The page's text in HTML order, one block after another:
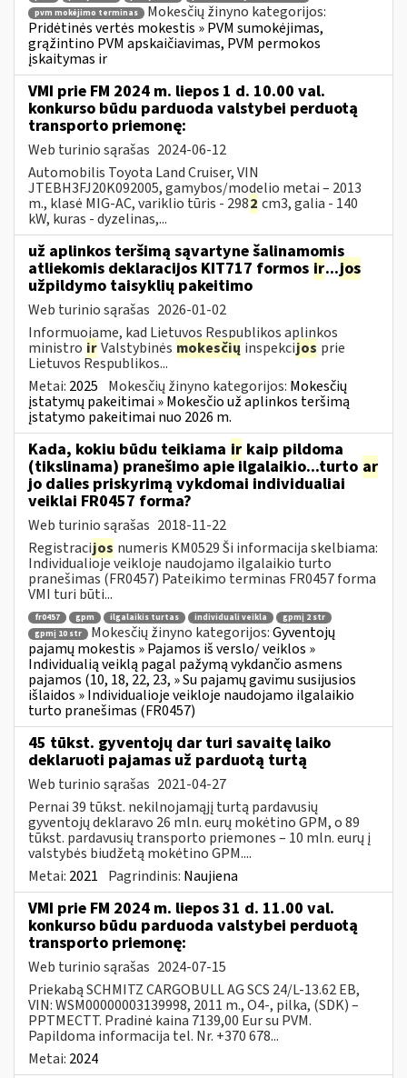
pvm mokėjimo terminas
Mokesčių žinyno kategorijos:
Pridėtinės vertės mokestis » PVM sumokėjimas,
grąžintino PVM apskaičiavimas, PVM permokos
įskaitymas ir
VMI prie FM 2024 m. liepos 1 d. 10.00 val.
konkurso būdu parduoda valstybei perduotą
transporto priemonę:
Web turinio sąrašas 2024-06-12
Automobilis Toyota Land Cruiser, VIN
JTEBH3FJ20K092005, gamybos/modelio metai – 2013
m., klasė MIG-AC, variklio tūris - 2982 cm3, galia - 140
kW, kuras - dyzelinas,...
už aplinkos teršimą sąvartyne šalinamomis
atliekomis deklaracijos KIT717 formos ir...jos
užpildymo taisyklių pakeitimo
Web turinio sąrašas 2026-01-02
Informuojame, kad Lietuvos Respublikos aplinkos
ministro irValstybinės mokesčių inspekcijos prie
Lietuvos Respublikos...
Metai: 2025 Mokesčių žinyno kategorijos: Mokesčių
įstatymų pakeitimai » Mokesčio už aplinkos teršimą
įstatymo pakeitimai nuo 2026 m.
Kada, kokiu būdu teikiama ir kaip pildoma
(tikslinama) pranešimo apie ilgalaikio...turto ar
jo dalies priskyrimą vykdomai individualiai
veiklai FR0457 forma?
Web turinio sąrašas 2018-11-22
Registracijos numeris KM0529 Ši informacija skelbiama:
Individualioje veikloje naudojamo ilgalaikio turto
pranešimas (FR0457) Pateikimo terminas FR0457 forma
VMI turi būti...
fr0457 gpm ilgalaikis turtas individuali veikla
gpmį 2 str
gpmį 10 str
Mokesčių žinyno kategorijos:Gyventojų
pajamų mokestis » Pajamos iš verslo/ veiklos »
Individualią veiklą pagal pažymą vykdančio asmens
pajamos (10, 18, 22, 23, » Su pajamų gavimu susijusios
išlaidos » Individualioje veikloje naudojamo ilgalaikio
turto pranešimas (FR0457)
45 tūkst. gyventojų dar turi savaitę laiko
deklaruoti pajamas už parduotą turtą
Web turinio sąrašas 2021-04-27
Pernai 39 tūkst. nekilnojamąjį turtą pardavusių
gyventojų deklaravo 26 mln. eurų mokėtino GPM, o 89
tūkst. pardavusių transporto priemones – 10 mln. eurų į
valstybės biudžetą mokėtino GPM....
Metai: 2021 Pagrindinis: Naujiena
VMI prie FM 2024 m. liepos 31 d. 11.00 val.
konkurso būdu parduoda valstybei perduotą
transporto priemonę:
Web turinio sąrašas 2024-07-15
Priekabą SCHMITZ CARGOBULL AG SCS 24/L-13.62 EB,
VIN: WSM00000003139998, 2011 m., O4-, pilka, (SDK) –
PPTMECTT. Pradinė kaina 7139,00 Eur su PVM.
Papildoma informacija tel. Nr. +370 678...
Metai: 2024